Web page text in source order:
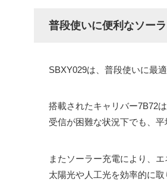
普段使いに便利なソー
SBXY029は、普段使いに最
搭載されたキャリバー7B72
受信が困難な状況下でも、
またソーラー充電により、
太陽光や人工光を効率的に